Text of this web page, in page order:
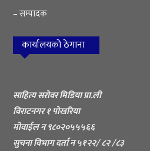
– सम्पादक
कार्यालयको ठेगाना
साहित्य सरोवर मिडिया प्रा.ली
विराटनगर १ पोखरिया
मोवाईल न ९८०२०५५५६६
सुचना विभाग दर्ता न ५१२२/ ८२ /८३